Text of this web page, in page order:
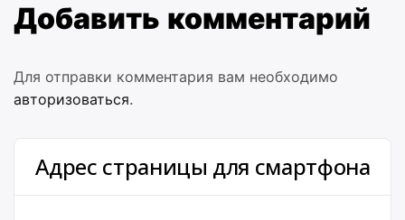
Добавить комментарий
Для отправки комментария вам необходимо
авторизоваться.
Адрес страницы для смартфона